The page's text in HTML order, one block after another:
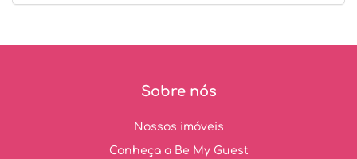
Sobre nós
Nossos imóveis
Conheça a Be My Guest